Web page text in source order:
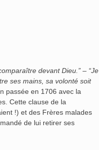
devant Dieu.” – “Je
ses mains, sa volonté soit
passée en 1706 avec la
Cette clause de la
!) et des Frères malades
de lui retirer ses